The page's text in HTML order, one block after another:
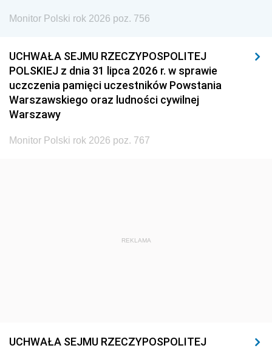
Monitor Polski rok 2026 poz. 756
UCHWAŁA SEJMU RZECZYPOSPOLITEJ
POLSKIEJ z dnia 31 lipca 2026 r. w sprawie
uczczenia pamięci uczestników Powstania
Warszawskiego oraz ludności cywilnej
Warszawy
Monitor Polski rok 2026 poz. 767
REKLAMA
UCHWAŁA SEJMU RZECZYPOSPOLITEJ